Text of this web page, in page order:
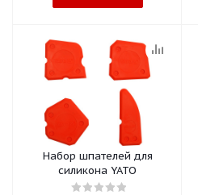
Набор шпателей для
силикона YATO